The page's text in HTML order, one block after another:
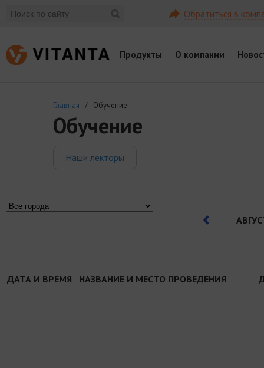
Обратиться в
Продукты О компании
Главная / Обучение
Обучение
Наши лекторы
ДАТА И ВРЕМЯ НАЗВАНИЕ И МЕСТО ПРОВЕДЕНИЯ